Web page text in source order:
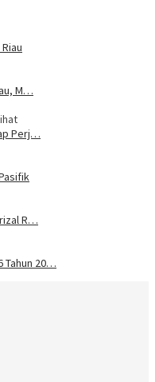
M…
Perj…
R…
Tahun 20…